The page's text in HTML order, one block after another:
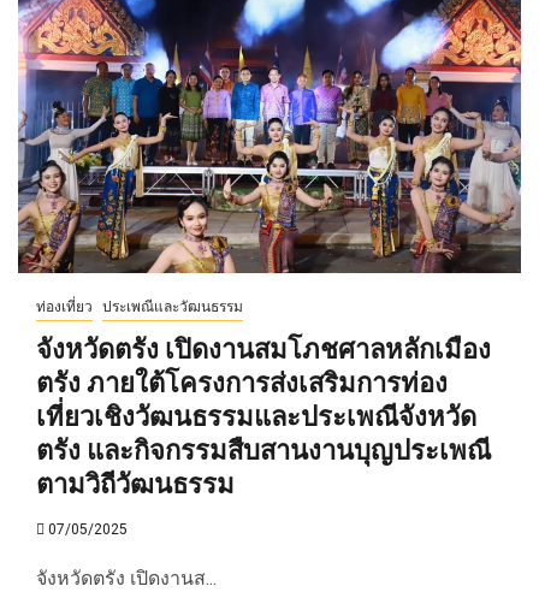
ท่องเที่ยว ประเพณีและวัฒนธรรม
จังหวัดตรัง เปิดงานสมโภชศาลหลักเมือง
ตรัง ภายใต้โครงการส่งเสริมการท่อง
เที่ยวเชิงวัฒนธรรมและประเพณีจังหวัด
ตรัง และกิจกรรมสืบสานงานบุญประเพณี
ตามวิถีวัฒนธรรม
07/05/2025
จังหวัดตรัง เปิดงานส...